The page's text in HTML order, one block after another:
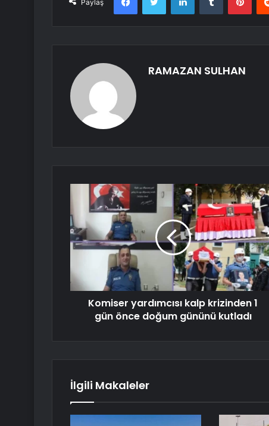
Paylaş
RAMAZAN SULHAN
Komiser yardımcısı kalp krizinden 1
gün önce doğum gününü kutladı
İlgili Makaleler